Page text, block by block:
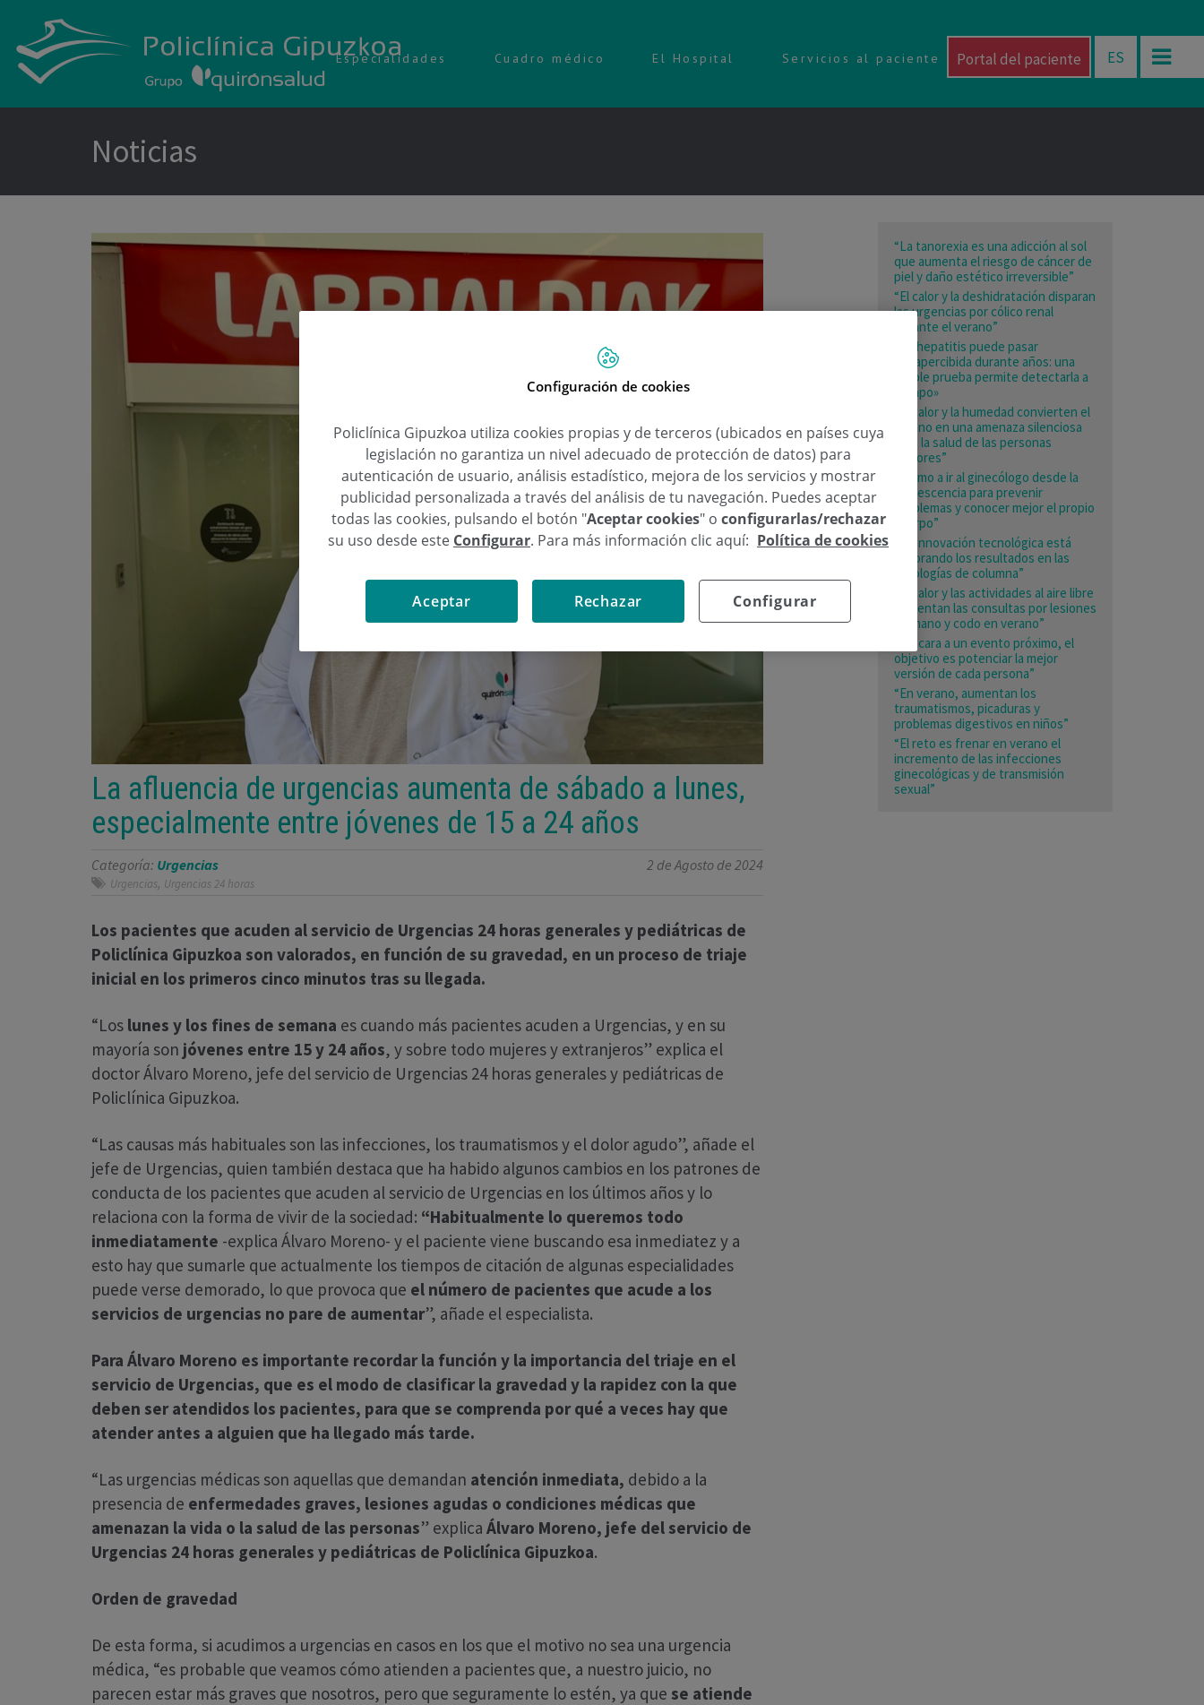
Especialidades Cuadro médico El Hospital Servicios al paciente Portal del paciente ES
Noticias
La afluencia de urgencias aumenta de sábado a lunes,
especialmente entre jóvenes de 15 a 24 años
Categoría: Urgencias 2 de Agosto de 2024
Urgencias, Urgencias 24 horas
Los pacientes que acuden al servicio de Urgencias 24 horas generales y pediátricas de
Policlínica Gipuzkoa son valorados, en función de su gravedad, en un proceso de triaje
inicial en los primeros cinco minutos tras su llegada.
“Los lunes y los fines de semana es cuando más pacientes acuden a Urgencias, y en su
mayoría son jóvenes entre 15 y 24 años, y sobre todo mujeres y extranjeros” explica el
doctor Álvaro Moreno, jefe del servicio de Urgencias 24 horas generales y pediátricas de
Policlínica Gipuzkoa.
“Las causas más habituales son las infecciones, los traumatismos y el dolor agudo”, añade el
jefe de Urgencias, quien también destaca que ha habido algunos cambios en los patrones de
conducta de los pacientes que acuden al servicio de Urgencias en los últimos años y lo
relaciona con la forma de vivir de la sociedad: “Habitualmente lo queremos todo
inmediatamente -explica Álvaro Moreno- y el paciente viene buscando esa inmediatez y a
esto hay que sumarle que actualmente los tiempos de citación de algunas especialidades
puede verse demorado, lo que provoca que el número de pacientes que acude a los
servicios de urgencias no pare de aumentar”, añade el especialista.
Para Álvaro Moreno es importante recordar la función y la importancia del triaje en el
servicio de Urgencias, que es el modo de clasificar la gravedad y la rapidez con la que
deben ser atendidos los pacientes, para que se comprenda por qué a veces hay que
atender antes a alguien que ha llegado más tarde.
“Las urgencias médicas son aquellas que demandan atención inmediata, debido a la
presencia de enfermedades graves, lesiones agudas o condiciones médicas que
amenazan la vida o la salud de las personas” explica Álvaro Moreno, jefe del servicio de
Urgencias 24 horas generales y pediátricas de Policlínica Gipuzkoa.
Orden de gravedad
De esta forma, si acudimos a urgencias en casos en los que el motivo no sea una urgencia
médica, “es probable que veamos cómo atienden a pacientes que, a nuestro juicio, no
parecen estar más graves que nosotros, pero que seguramente lo estén, ya que se atiende
“La tanorexia es una adicción al sol
que aumenta el riesgo de cáncer de
piel y daño estético irreversible”
“El calor y la deshidratación disparan
las urgencias por cólico renal
durante el verano”
«La hepatitis puede pasar
desapercibida durante años: una
simple prueba permite detectarla a
tiempo»
“El calor y la humedad convierten el
verano en una amenaza silenciosa
para la salud de las personas
mayores”
«Animo a ir al ginecólogo desde la
adolescencia para prevenir
problemas y conocer mejor el propio
cuerpo”
“La innovación tecnológica está
mejorando los resultados en las
patologías de columna”
“El calor y las actividades al aire libre
aumentan las consultas por lesiones
de mano y codo en verano”
“De cara a un evento próximo, el
objetivo es potenciar la mejor
versión de cada persona”
“En verano, aumentan los
traumatismos, picaduras y
problemas digestivos en niños”
“El reto es frenar en verano el
incremento de las infecciones
ginecológicas y de transmisión
sexual”
Configuración de cookies
Policlínica Gipuzkoa utiliza cookies propias y de terceros (ubicados en países cuya
legislación no garantiza un nivel adecuado de protección de datos) para
autenticación de usuario, análisis estadístico, mejora de los servicios y mostrar
publicidad personalizada a través del análisis de tu navegación. Puedes aceptar
todas las cookies, pulsando el botón "Aceptar cookies" o configurarlas/rechazar
su uso desde este Configurar. Para más información clic aquí: Política de cookies
Configurar
Rechazar
Aceptar